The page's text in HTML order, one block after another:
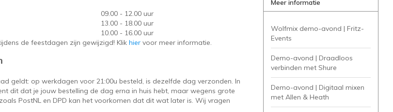
09.00 - 12.00 uur
13.00 - 18.00 uur
10.00 - 16.00 uur
de feestdagen zijn gewijzigd! Klik hier voor meer informatie.
geldt: op werkdagen voor 21:00u besteld, is dezelfde dag verzonden. In
dit dat je jouw bestelling de dag erna in huis hebt, maar wegens grote
PostNL en DPD kan het voorkomen dat dit wat later is. Wij vragen
Meer informatie
Wolfmix demo-avond | Fritz-
Events
Demo-avond | Draadloos
verbinden met Shure
Demo-avond | Digitaal mixen
met Allen & Heath